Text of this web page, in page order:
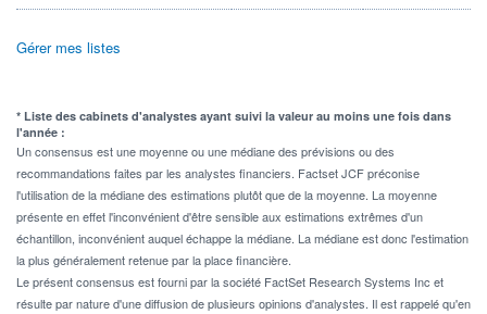
Gérer mes listes
* Liste des cabinets d'analystes ayant suivi la valeur au moins une fois dans
l'année :
Un consensus est une moyenne ou une médiane des prévisions ou des
recommandations faites par les analystes financiers. Factset JCF préconise
l'utilisation de la médiane des estimations plutôt que de la moyenne. La moyenne
présente en effet l'inconvénient d'être sensible aux estimations extrêmes d'un
échantillon, inconvénient auquel échappe la médiane. La médiane est donc l'estimation
la plus généralement retenue par la place financière.
Le présent consensus est fourni par la société FactSet Research Systems Inc et
résulte par nature d'une diffusion de plusieurs opinions d'analystes. Il est rappelé qu'en